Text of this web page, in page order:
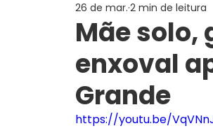
Mãe solo,
enxoval
Grande
26 de mar. 2 min de leitura
https://youtu.be/